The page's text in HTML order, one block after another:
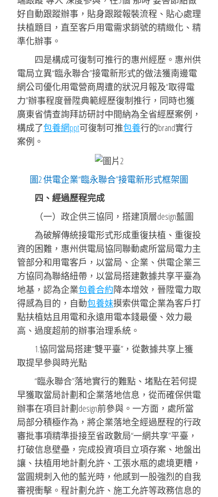
好自動跟蹤辦事，貼身跟蹤報裝流程、貼心處理
扶植題目，直至客戶用電需求銷號的精緻化、精
準化辦事。
四是構成可復制可推行的惠州經歷。惠州供
電局立異“臨永聯合”接電新形式的做法獲南邊電
網公司優化用電營商周遭的狀況月報及“取得電
力”辦事程度晉陞典範經歷復制推行，同時也獲
廣東省情查詢拜訪研討中間納為全省經歷案例，
構成了包養網ppt可復制可推包養行的brand實行
案例。
圖2 供電企業“臨永聯合”接電新形式框架圖
四、經過歷程完成
（一）政企供三協同，搭建頂層design藍圖
為破解傳統接電形式形成重復扶植、重復投
資的困難，惠州供電局協同聯動處所當局電力主
管部分和用電客戶，以當局、企業、供電企業三
方協同為聯絡紐帶，以當局搭建數據共享平臺為
地基，認為企業包養合約降本增效，晉陞電力取
得感為目的，自動包養妹摸索供電企業為客戶打
點扶植姑且用電和永遠用電本錢最優、效力最
高、過度超前的辦事治理系統。
1.協同當局搭建“雙平臺”，從數據共享上獲
取提早參與時光點
“臨永聯合”落地實行的難點、堵點在若何提
早獲取當局計劃和企業落地信息，從而確保供電
辦事在項目計劃design前參與。一方面，處所當
局部分積極作為，將企業落地全經過歷程的行政
審批事項精準掛接至省政數局“一網共享”平臺，
打破信息壁壘，完成投資項目立項存案、地盤出
讓、扶植用地計劃允許、工張水瓶的處境更糟，
當圓規刺入他的藍光時，他感到一股強烈的自我
審視衝擊。程計劃允許、施工允許等政務信息的